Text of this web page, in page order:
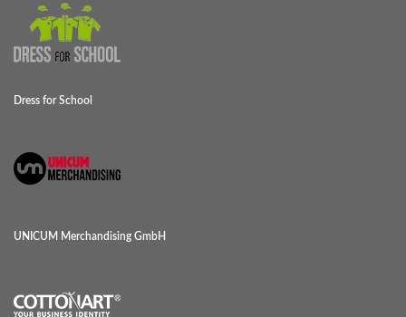
Dress for School
UNICUM Merchandising GmbH